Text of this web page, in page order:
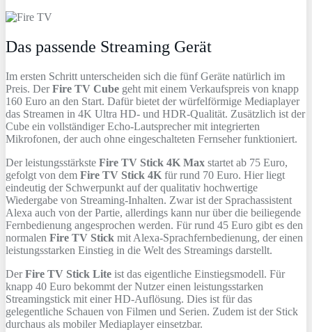
Das passende Streaming Gerät
Im ersten Schritt unterscheiden sich die fünf Geräte natürlich im
Preis. DerFire TV Cube geht mit einem Verkaufspreis von knapp
160 Euro an den Start. Dafür bietet der würfelförmige Mediaplayer
das Streamen in 4K Ultra HD- und HDR-Qualität. Zusätzlich ist der
Cube ein vollständiger Echo-Lautsprecher mit integrierten
Mikrofonen, der auch ohne eingeschalteten Fernseher funktioniert.
Der leistungsstärkste Fire TV Stick 4K Max startet ab 75 Euro,
gefolgt von dem Fire TV Stick 4K für rund 70 Euro. Hier liegt
eindeutig der Schwerpunkt auf der qualitativ hochwertige
Wiedergabe von Streaming-Inhalten. Zwar ist der Sprachassistent
Alexa auch von der Partie, allerdings kann nur über die beiliegende
Fernbedienung angesprochen werden. Für rund 45 Euro gibt es den
normalen Fire TV Stick mit Alexa-Sprachfernbedienung, der einen
leistungsstarken Einstieg in die Welt des Streamings darstellt.
DerFire TV Stick Lite ist das eigentliche Einstiegsmodell. Für
knapp 40 Euro bekommt der Nutzer einen leistungsstarken
Streamingstick mit einer HD-Auflösung. Dies ist für das
gelegentliche Schauen von Filmen und Serien. Zudem ist der Stick
durchaus als mobiler Mediaplayer einsetzbar.